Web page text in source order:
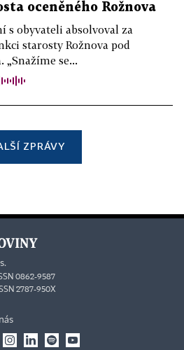
oceněného Rožnova
s obyvateli absolvoval za
starosty Rožnova pod
„Snažíme se...
ZPRÁVY
0862-9587
2787-950X